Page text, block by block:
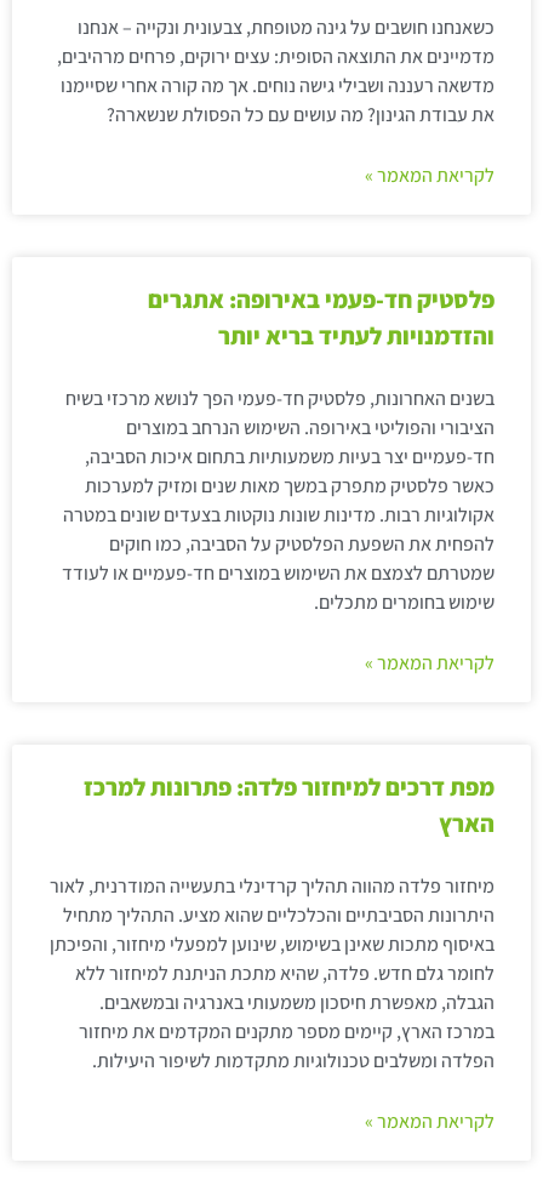
כשאנחנו חושבים על גינה מטופחת, צבעונית ונקייה – אנחנו
מדמיינים את התוצאה הסופית: עצים ירוקים, פרחים מרהיבים,
מדשאה רעננה ושבילי גישה נוחים. אך מה קורה אחרי שסיימנו
את עבודת הגינון? מה עושים עם כל הפסולת שנשארה?
לקריאת המאמר »
פלסטיק חד-פעמי באירופה: אתגרים
והזדמנויות לעתיד בריא יותר
בשנים האחרונות, פלסטיק חד-פעמי הפך לנושא מרכזי בשיח
הציבורי והפוליטי באירופה. השימוש הנרחב במוצרים
חד-פעמיים יצר בעיות משמעותיות בתחום איכות הסביבה,
כאשר פלסטיק מתפרק במשך מאות שנים ומזיק למערכות
אקולוגיות רבות. מדינות שונות נוקטות בצעדים שונים במטרה
להפחית את השפעת הפלסטיק על הסביבה, כמו חוקים
שמטרתם לצמצם את השימוש במוצרים חד-פעמיים או לעודד
שימוש בחומרים מתכלים.
לקריאת המאמר »
מפת דרכים למיחזור פלדה: פתרונות למרכז
הארץ
מיחזור פלדה מהווה תהליך קרדינלי בתעשייה המודרנית, לאור
היתרונות הסביבתיים והכלכליים שהוא מציע. התהליך מתחיל
באיסוף מתכות שאינן בשימוש, שינוען למפעלי מיחזור, והפיכתן
לחומר גלם חדש. פלדה, שהיא מתכת הניתנת למיחזור ללא
הגבלה, מאפשרת חיסכון משמעותי באנרגיה ובמשאבים.
במרכז הארץ, קיימים מספר מתקנים המקדמים את מיחזור
הפלדה ומשלבים טכנולוגיות מתקדמות לשיפור היעילות.
לקריאת המאמר »